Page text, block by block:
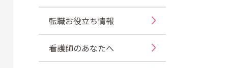
転職お役立ち情報
看護師のあなたへ